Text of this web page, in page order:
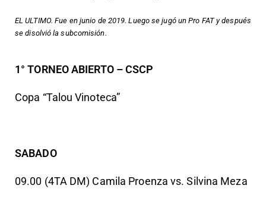
EL ULTIMO. Fue en junio de 2019. Luego se jugó un Pro FAT y después
se disolvió la subcomisión.
1° TORNEO ABIERTO – CSCP
Copa “Talou Vinoteca”
SABADO
09.00 (4TA DM) Camila Proenza vs. Silvina Meza